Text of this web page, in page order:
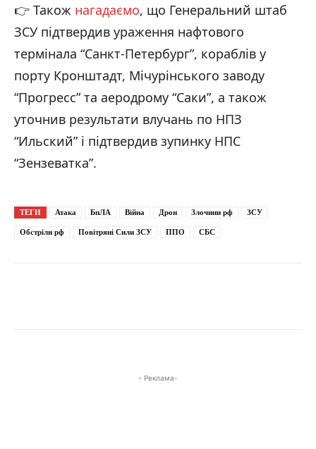
👉 Також нагадаємо, що Генеральний штаб
ЗСУ підтвердив ураження нафтового
термінала “Санкт-Петербург”, кораблів у
порту Кронштадт, Мічурінського заводу
“Прогресс” та аеродрому “Саки”, а також
уточнив результати влучань по НПЗ
“Ильский” і підтвердив зупинку НПС
“Зензеватка”.
ТЕГИ Атака БпЛА Війна Дрон Злочини рф ЗСУ
Обстріли рф Повітряні Сили ЗСУ ППО СБС
- Реклама-